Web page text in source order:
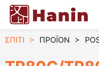
ΣΠΙΤΙ > ΠΡΟΪΟΝ >